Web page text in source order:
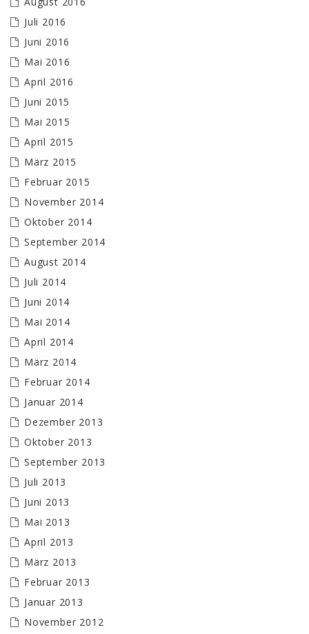
Juli 2016
Juni 2016
Mai 2016
April 2016
Juni 2015
Mai 2015
April 2015
März 2015
Februar 2015
November 2014
Oktober 2014
September 2014
August 2014
Juli 2014
Juni 2014
Mai 2014
April 2014
März 2014
Februar 2014
Januar 2014
Dezember 2013
Oktober 2013
September 2013
Juli 2013
Juni 2013
Mai 2013
April 2013
März 2013
Februar 2013
Januar 2013
November 2012